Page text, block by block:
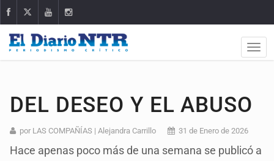
DEL DESEO Y EL ABUSO
por LAS COMPAÑÍAS | Alejandra Carrillo 31 de Enero de 2026
Hace apenas poco más de una semana se publicó a